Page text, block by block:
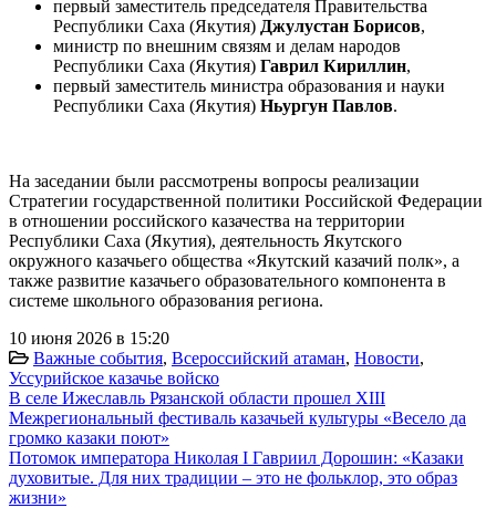
первый заместитель председателя Правительства
Республики Саха (Якутия) Джулустан Борисов,
министр по внешним связям и делам народов
Республики Саха (Якутия) Гаврил Кириллин,
первый заместитель министра образования и науки
Республики Саха (Якутия) Ньургун Павлов.
На заседании были рассмотрены вопросы реализации
Стратегии государственной политики Российской Федерации
в отношении российского казачества на территории
Республики Саха (Якутия), деятельность Якутского
окружного казачьего общества «Якутский казачий полк», а
также развитие казачьего образовательного компонента в
системе школьного образования региона.
10 июня 2026 в 15:20
Важные события, Всероссийский атаман, Новости,
Уссурийское казачье войско
В селе Ижеславль Рязанской области прошел XIII
Межрегиональный фестиваль казачьей культуры «Весело да
громко казаки поют»
Потомок императора Николая I Гавриил Дорошин: «Казаки
духовитые. Для них традиции – это не фольклор, это образ
жизни»